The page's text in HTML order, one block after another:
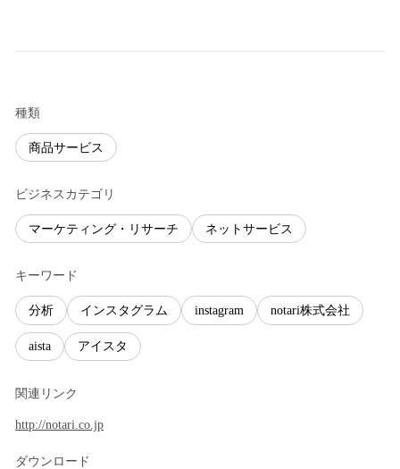
種類
商品サービス
ビジネスカテゴリ
マーケティング・リサーチ ネットサービス
キーワード
分析 インスタグラム instagram notari株式会社
aista アイスタ
関連リンク
http://notari.co.jp
ダウンロード